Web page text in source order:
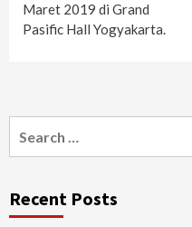
Maret 2019 di Grand
Pasific Hall Yogyakarta.
for:
Recent Posts